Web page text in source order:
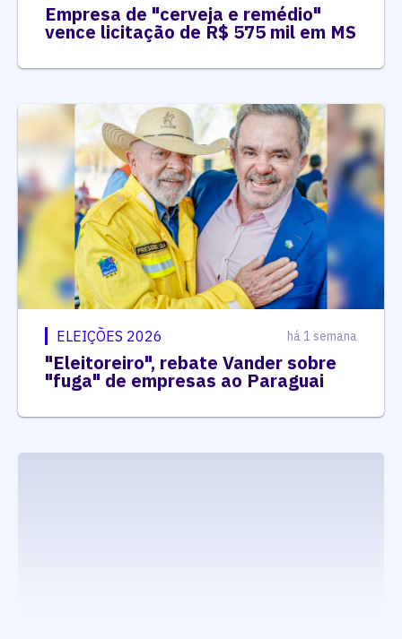
Empresa de "cerveja e remédio"
vence licitação de R$ 575 mil em MS
ELEIÇÕES 2026 há 1 semana
"Eleitoreiro", rebate Vander sobre
"fuga" de empresas ao Paraguai